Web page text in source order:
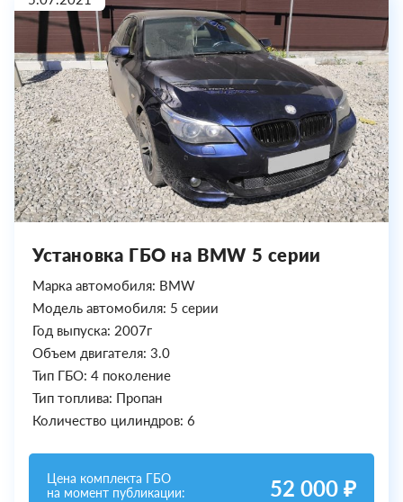
Установка ГБО на BMW 5 серии
Марка автомобиля: BMW
Модель автомобиля: 5 серии
Год выпуска: 2007г
Объем двигателя: 3.0
Тип ГБО: 4 поколение
Тип топлива: Пропан
Количество цилиндров: 6
Цена комплекта ГБО
на момент публикации:
52 000 ₽